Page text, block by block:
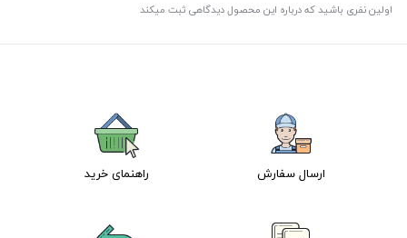
اولین نفری باشید که درباره این محصول دیدگاهی ثبت میکند
ارسال سفارش راهنمای خرید